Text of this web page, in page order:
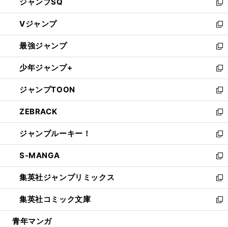
い
ウ
ィ
ン
ド
ウ
で
開
く
新
し
い
ウ
ィ
ン
ド
ウ
で
開
く
Vジャンプ
新
し
い
ウ
ィ
ン
ド
ウ
で
開
く
最強ジャンプ
新
し
い
ウ
ィ
ン
ド
ウ
で
開
く
少年ジャンプ+
新
し
い
ウ
ィ
ン
ド
ウ
で
開
く
ジャンプTOON
新
し
い
ウ
ィ
ン
ド
ウ
で
開
く
ZEBRACK
新
し
い
ウ
ィ
ン
ド
ウ
で
開
ジャンプルーキー！
新
し
い
ウ
ィ
ン
ド
ウ
S-MANGA
新
し
い
ウ
ィ
ン
集英社ジャンプリミックス
新
し
い
ウ
集英社コミック文庫
新
し
青年マンガ